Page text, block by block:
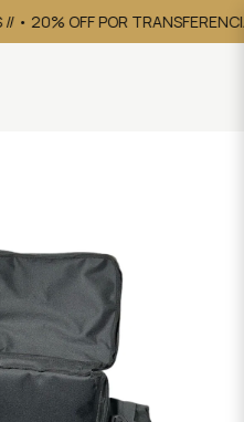
20% OFF POR TRANSFERENCIA